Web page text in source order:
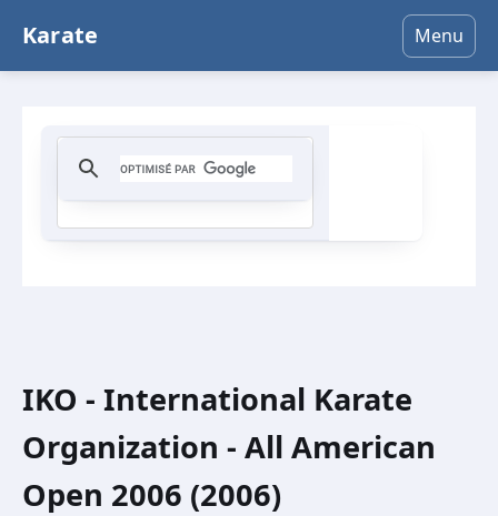
Karate Menu
IKO - International Karate
Organization - All American
Open 2006 (2006)